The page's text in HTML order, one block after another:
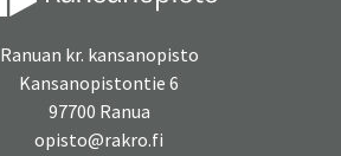
Ranuan kr. kansanopisto
Kansanopistontie 6
97700 Ranua
opisto@rakro.fi